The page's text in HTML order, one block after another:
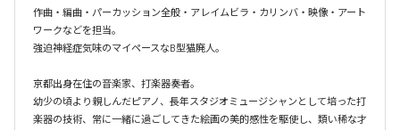
作曲・編曲・パーカッション全般・アレイムビラ・カリンバ・映像・アート
ワークなどを担当。
強迫神経症気味のマイペースなB型猫廃人。
京都出身在住の音楽家、打楽器奏者。
幼少の頃より親しんだピアノ、長年スタジオミュージシャンとして培った打
楽器の技術、常に一緒に過ごしてきた絵画の美的感性を駆使し、類い稀な才